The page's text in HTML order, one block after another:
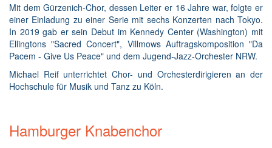
Mit dem Gürzenich-Chor, dessen Leiter er 16 Jahre war, folgte er
einer Einladung zu einer Serie mit sechs Konzerten nach Tokyo.
In 2019 gab er sein Debut im Kennedy Center (Washington) mit
Ellingtons "Sacred Concert", Villmows Auftragskomposition "Da
Pacem - Give Us Peace" und dem Jugend-Jazz-Orchester NRW.
Michael Reif unterrichtet Chor- und Orchesterdirigieren an der
Hochschule für Musik und Tanz zu Köln.
Hamburger Knabenchor